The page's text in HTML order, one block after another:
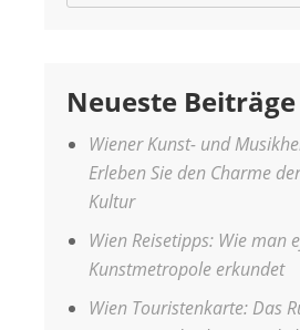
Neueste Beiträge
Wiener Kunst- und
Erleben Sie den Charme
Kultur
Wien Reisetipps: Wie man
Kunstmetropole erkundet
Wien Touristenkarte: Das